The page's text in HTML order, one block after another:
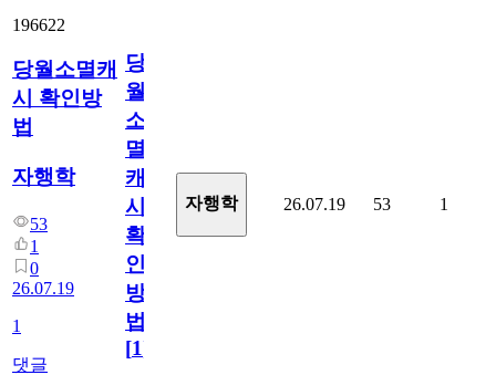
196622
당월소멸캐
시 확인방
법
자행학
53
1
0
26.07.19
1
댓글
당
월
소
멸
캐
시
확
인
방
법
[1]
자행학 26.07.19 53 1